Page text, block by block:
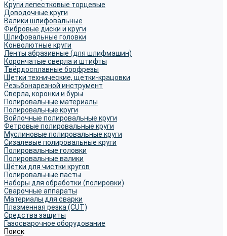
Круги лепестковые торцевые
Доводочные круги
Валики шлифовальные
Фибровые диски и круги
Шлифовальные головки
Конволютные круги
Ленты абразивные (для шлифмашин)
Корончатые сверла и штифты
Твёрдосплавные борфрезы
Щетки технические, щетки-крацовки
Резьбонарезной инструмент
Сверла, коронки и буры
Полировальные материалы
Полировальные круги
Войлочные полировальные круги
Фетровые полировальные круги
Муслиновые полировальные круги
Cизалевые полировальные круги
Полировальные головки
Полировальные валики
Щётки для чистки кругов
Полировальные пасты
Наборы для обработки (полировки)
Сварочные аппараты
Материалы для сварки
Плазменная резка (CUT)
Средства защиты
Газосварочное оборудование
Поиск